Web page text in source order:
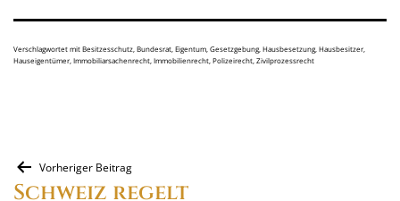
Verschlagwortet mitBesitzesschutz Bundesrat Eigentum Gesetzgebung Hausbesetzung Hausbesitzer
Hauseigentümer Immobiliarsachenrecht Immobilienrecht Polizeirecht Zivilprozessrecht
Beitragsnavigation
Vorheriger Beitrag
Schweiz regelt